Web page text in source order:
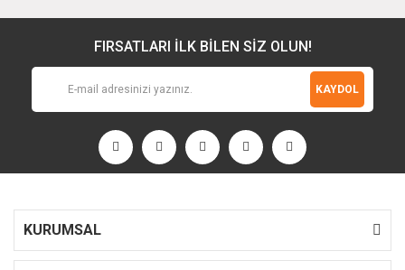
FIRSATLARI İLK BİLEN SİZ OLUN!
KAYDOL
KURUMSAL